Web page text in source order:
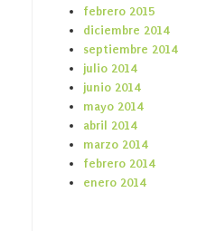
febrero 2015
diciembre 2014
septiembre 2014
julio 2014
junio 2014
mayo 2014
abril 2014
marzo 2014
febrero 2014
enero 2014